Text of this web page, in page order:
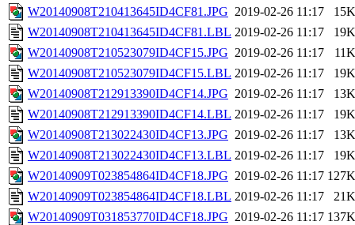
W20140908T210413645ID4CF81.JPG 2019-02-26 11:17
15K
W20140908T210413645ID4CF81.LBL 2019-02-26 11:17
19K
W20140908T210523079ID4CF15.JPG 2019-02-26 11:17
11K
W20140908T210523079ID4CF15.LBL 2019-02-26 11:17
19K
W20140908T212913390ID4CF14.JPG 2019-02-26 11:17
13K
W20140908T212913390ID4CF14.LBL 2019-02-26 11:17
19K
W20140908T213022430ID4CF13.JPG 2019-02-26 11:17
13K
W20140908T213022430ID4CF13.LBL 2019-02-26 11:17
19K
W20140909T023854864ID4CF18.JPG 2019-02-26 11:17 127K
W20140909T023854864ID4CF18.LBL 2019-02-26 11:17
21K
W20140909T031853770ID4CF18.JPG 2019-02-26 11:17 137K